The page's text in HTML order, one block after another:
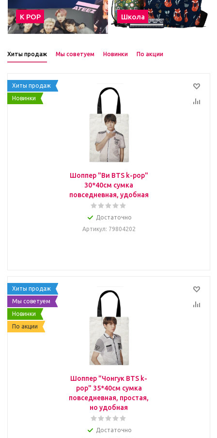
К POP Школа
Хиты продаж Мы советуем Новинки По акции
Хиты продаж
Новинки
Шоппер "Ви BTS k-pop"
30*40см сумка
повседневная, удобная
Достаточно
Артикул: 79804202
Хиты продаж
Мы советуем
Новинки
По акции
Шоппер "Чонгук BTS k-
pop" 35*40см сумка
повседневная, простая,
но удобная
Достаточно